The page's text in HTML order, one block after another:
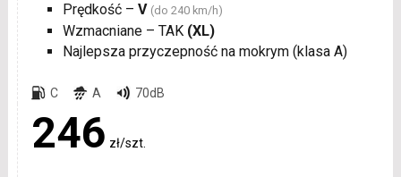
Prędkość – V (do 240 km/h)
Wzmacniane – TAK (XL)
Najlepsza przyczepność na mokrym (klasa A)
C A 70dB
246 zł/szt.